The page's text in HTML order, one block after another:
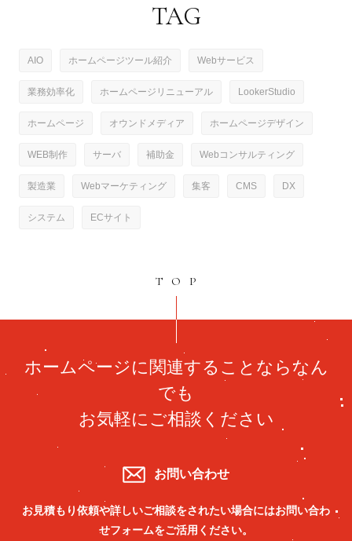
TAG
AIO ホームページツール紹介 Webサービス
業務効率化 ホームページリニューアル LookerStudio
ホームページ オウンドメディア ホームページデザイン
WEB制作 サーバ 補助金 Webコンサルティング
製造業 Webマーケティング 集客 CMS DX
システム ECサイト
TOP
ホームページに関連することならなん
でも
お気軽にご相談ください
お問い合わせ
お見積もり依頼や詳しいご相談をされたい場合にはお問い合わ
せフォームをご活用ください。